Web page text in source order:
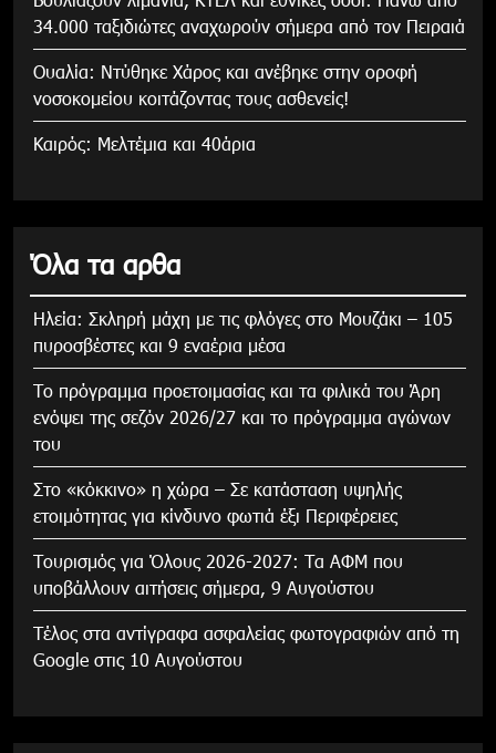
34.000 ταξιδιώτες αναχωρούν σήμερα από τον Πειραιά
Ουαλία: Ντύθηκε Χάρος και ανέβηκε στην οροφή
νοσοκομείου κοιτάζοντας τους ασθενείς!
Καιρός: Μελτέμια και 40άρια
Όλα τα αρθα
Ηλεία: Σκληρή μάχη με τις φλόγες στο Μουζάκι – 105
πυροσβέστες και 9 εναέρια μέσα
Το πρόγραμμα προετοιμασίας και τα φιλικά του Άρη
ενόψει της σεζόν 2026/27 και το πρόγραμμα αγώνων
του
Στο «κόκκινο» η χώρα – Σε κατάσταση υψηλής
ετοιμότητας για κίνδυνο φωτιά έξι Περιφέρειες
Τουρισμός για Όλους 2026-2027: Τα ΑΦΜ που
υποβάλλουν αιτήσεις σήμερα, 9 Αυγούστου
Τέλος στα αντίγραφα ασφαλείας φωτογραφιών από τη
Google στις 10 Αυγούστου